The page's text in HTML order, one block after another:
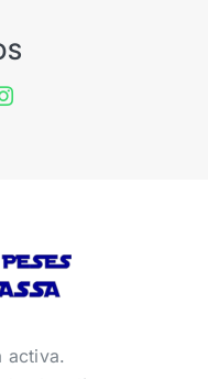
activa.